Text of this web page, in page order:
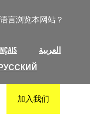
言浏览本网站？
العربية
加入我们